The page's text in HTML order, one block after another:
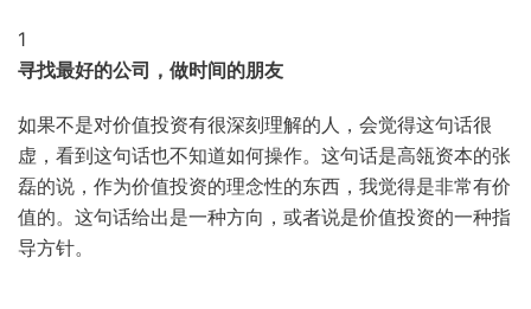
1
寻找最好的公司，做时间的朋友
如果不是对价值投资有很深刻理解的人，会觉得这句话很
虚，看到这句话也不知道如何操作。这句话是高瓴资本的张
磊的说，作为价值投资的理念性的东西，我觉得是非常有价
值的。这句话给出是一种方向，或者说是价值投资的一种指
导方针。